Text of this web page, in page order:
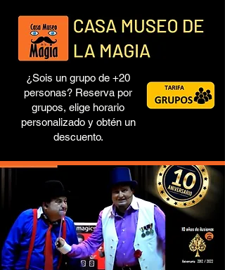
¿Sois un grupo de +20
personas? Reserva por
grupos, elige horario
personalizado y obtén un
descuento.